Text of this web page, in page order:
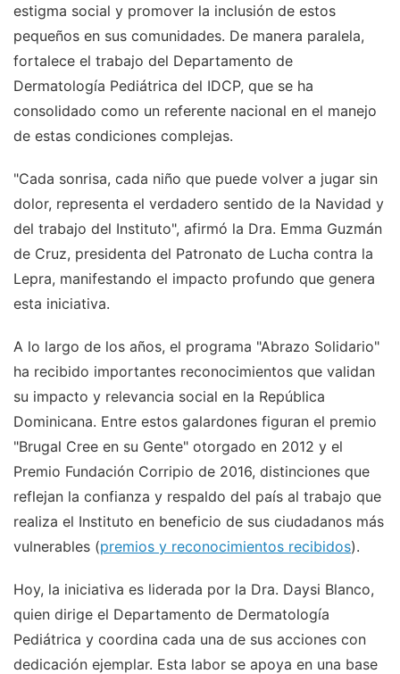
estigma social y promover la inclusión de estos
pequeños en sus comunidades. De manera paralela,
fortalece el trabajo del Departamento de
Dermatología Pediátrica del IDCP, que se ha
consolidado como un referente nacional en el manejo
de estas condiciones complejas.
"Cada sonrisa, cada niño que puede volver a jugar sin
dolor, representa el verdadero sentido de la Navidad y
del trabajo del Instituto", afirmó la Dra. Emma Guzmán
de Cruz, presidenta del Patronato de Lucha contra la
Lepra, manifestando el impacto profundo que genera
esta iniciativa.
A lo largo de los años, el programa "Abrazo Solidario"
ha recibido importantes reconocimientos que validan
su impacto y relevancia social en la República
Dominicana. Entre estos galardones figuran el premio
"Brugal Cree en su Gente" otorgado en 2012 y el
Premio Fundación Corripio de 2016, distinciones que
reflejan la confianza y respaldo del país al trabajo que
realiza el Instituto en beneficio de sus ciudadanos más
vulnerables (premios y reconocimientos recibidos).
Hoy, la iniciativa es liderada por la Dra. Daysi Blanco,
quien dirige el Departamento de Dermatología
Pediátrica y coordina cada una de sus acciones con
dedicación ejemplar. Esta labor se apoya en una base